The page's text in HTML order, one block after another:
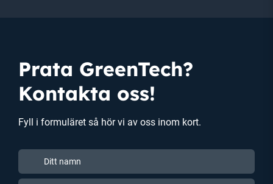
Prata GreenTech?
Kontakta oss!
Fyll i formuläret så hör vi av oss inom kort.
Ditt
namn